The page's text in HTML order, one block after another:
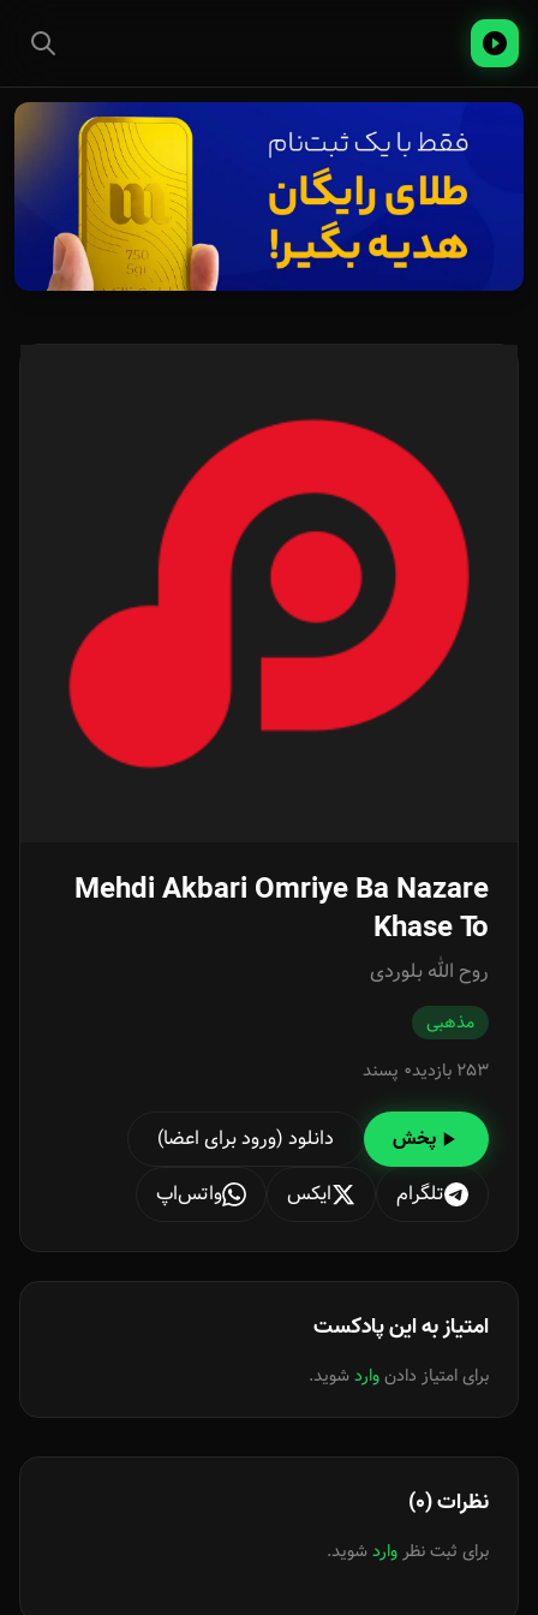
Mehdi Akbari Omriye Ba Nazare
Khase To
روح الله بلوردی
مذهبی
253 بازدید
0 پسند
پخش
دانلود (ورود برای اعضا)
تلگرام
ایکس واتس‌اپ
امتیاز به این پادکست
برای امتیاز دادنواردشوید.
نظرات (0)
برای ثبت نظر واردشوید.